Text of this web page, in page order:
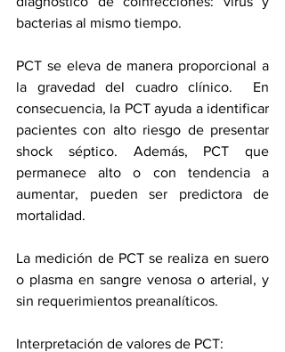
bacterias al mismo tiempo.
PCT se eleva de manera proporcional a
la gravedad del cuadro clínico.  En
consecuencia, la PCT ayuda a identificar
pacientes con alto riesgo de presentar
shock séptico. Además, PCT que
permanece alto o con tendencia a
aumentar, pueden ser predictora de
mortalidad.
La medición de PCT se realiza en suero
o plasma en sangre venosa o arterial, y
sin requerimientos preanalíticos.
Interpretación de valores de PCT: